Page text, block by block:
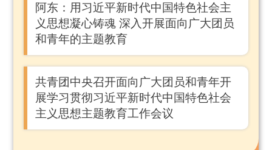
阿东：用习近平新时代中国特色社会主
义思想凝心铸魂 深入开展面向广大团员
和青年的主题教育
共青团中央召开面向广大团员和青年开
展学习贯彻习近平新时代中国特色社会
主义思想主题教育工作会议